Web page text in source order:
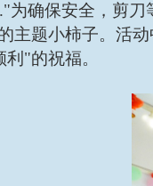
为确保安全，剪
主题小柿子。活
利"的祝福。